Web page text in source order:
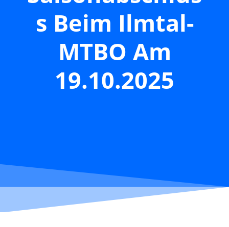
S Beim Ilmtal-
MTBO Am
19.10.2025